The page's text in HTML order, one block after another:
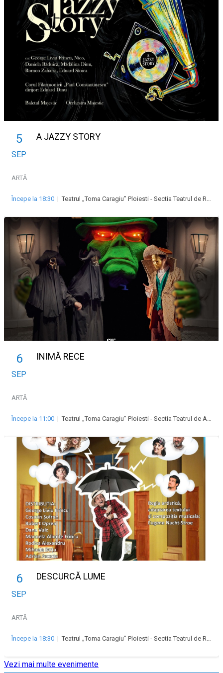
5
SEP
A JAZZY STORY
ARTĂ
Începe la 18:30 |Teatrul „Toma Caragiu” Ploiesti - Sectia Teatrul de Revista „Majestic”
6
SEP
INIMĂ RECE
ARTĂ
Începe la 11:00 |Teatrul „Toma Caragiu” Ploiesti - Sectia Teatrul de Animatie pentru copii si tineret Imaginario
6
SEP
DESCURCĂ LUME
ARTĂ
Începe la 18:30 |Teatrul „Toma Caragiu” Ploiesti - Sectia Teatrul de Revista „Majestic”
Vezi mai multe evenimente